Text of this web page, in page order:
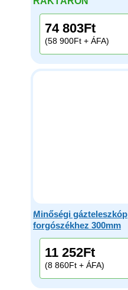
74 803Ft
(58 900Ft + ÁFA)
Minőségi gázteleszkóp
forgószékhez 300mm
11 252Ft
(8 860Ft + ÁFA)